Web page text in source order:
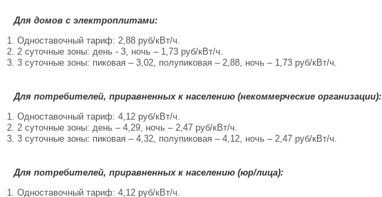
Для домов с электроплитами:
Одноставочный тариф: 2,88 руб/кВт/ч.
2 суточные зоны: день - 3, ночь – 1,73 руб/кВт/ч.
3 суточные зоны: пиковая – 3,02, полупиковая – 2,88, ночь – 1,73 руб/кВт/ч.
Для потребителей, приравненных к населению (некоммерческие организации):
Одноставочный тариф: 4,12 руб/кВт/ч.
2 суточные зоны: день – 4,29, ночь – 2,47 руб/кВт/ч.
3 суточные зоны: пиковая – 4,32, полупиковая – 4,12, ночь – 2,47 руб/кВт/ч.
Для потребителей, приравненных к населению (юр/лица):
Одноставочный тариф: 4,12 руб/кВт/ч.